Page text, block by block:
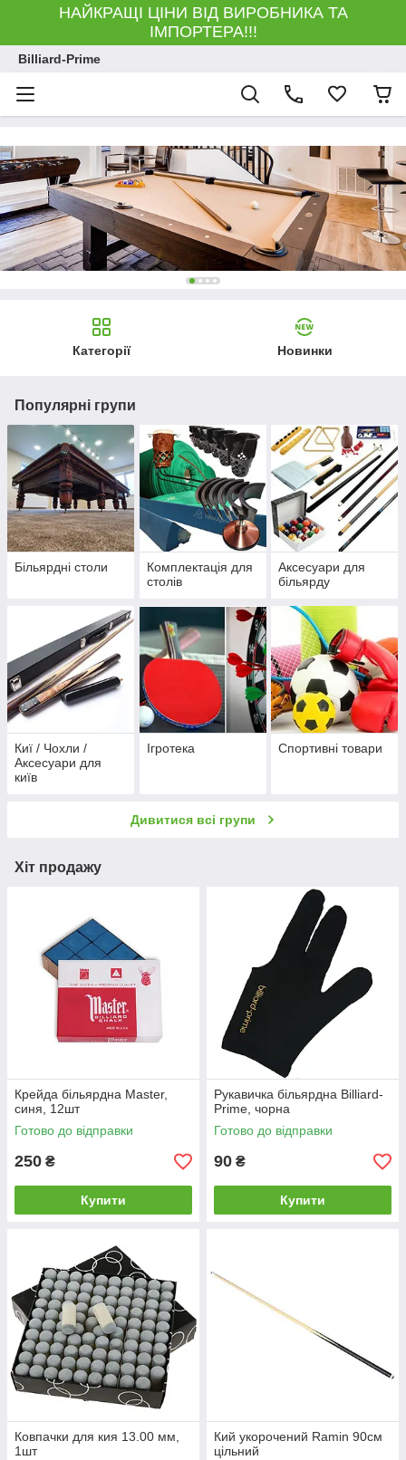
НАЙКРАЩІ ЦІНИ ВІД ВИРОБНИКА ТА
ІМПОРТЕРА!!!
Billiard-Prime
Категорії Новинки
Популярні групи
Більярдні столи
Комплектація для
столів
Аксесуари для
більярду
Киї / Чохли /
Аксесуари для
київ
Ігротека Спортивні товари
Дивитися всі групи
Хіт продажу
Крейда більярдна Master,
синя, 12шт
Готово до відправки
250 ₴
Купити
Рукавичка більярдна Billiard-
Prime, чорна
Готово до відправки
90 ₴
Купити
Ковпачки для кия 13.00 мм,
1шт
Кий укорочений Ramin 90см
цільний